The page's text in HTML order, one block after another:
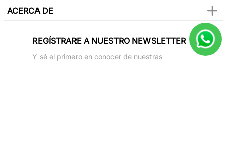
ACERCA DE
REGÍSTRARE A NUESTRO NEWSLETTER
Y sé el primero en conocer de nuestras